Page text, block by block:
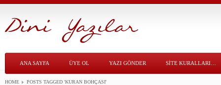
ANA SAYFA ÜYE OL YAZI GÖNDER SITE KURALLARI…
HOME POSTS TAGGED 'KURAN BOHÇASI'